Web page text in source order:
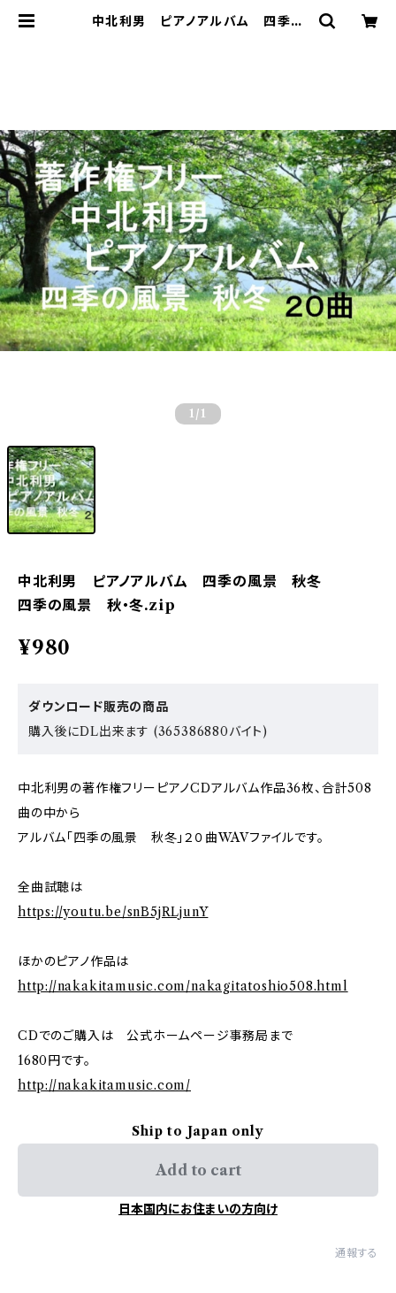
中北利男 ピアノアルバム 四季の
1 /1
中北利男 ピアノアルバム 四季の風景 秋冬
四季の風景 秋・冬.zip
¥980
ダウンロード販売の商品
購入後にDL出来ます (365386880バイト)
中北利男の著作権フリーピアノCDアルバム作品36枚、合計508
曲の中から
アルバム「四季の風景 秋冬」２０曲WAVファイルです。
全曲試聴は
https://youtu.be/snB5jRLjunY
ほかのピアノ作品は
http://nakakitamusic.com/nakagitatoshio508.html
CDでのご購入は 公式ホームページ事務局まで
1680円です。
http://nakakitamusic.com/
Ship to Japan only
Add to cart
日本国内にお住まいの方向け
通報する